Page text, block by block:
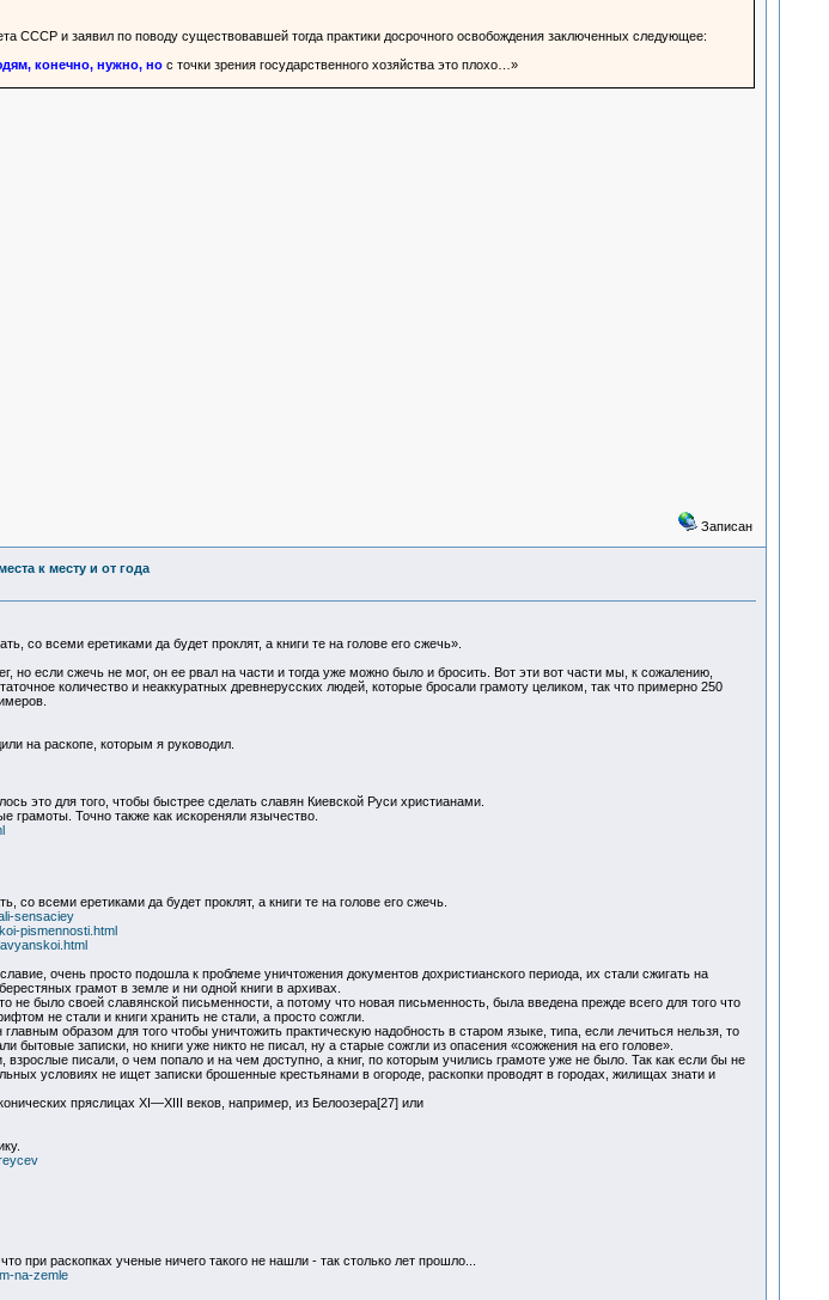
СССР и заявил по поводу существовавшей тогда практики досрочного освобождения заключенных следующее:
конечно, нужно, но с точки зрения государственного хозяйства это плохо…»
Записан
к месту и от года
со всеми еретиками да будет проклят, а книги те на голове его сжечь».
но если сжечь не мог, он ее рвал на части и тогда уже можно было и бросить. Вот эти вот части мы, к сожалению,
количество и неаккуратных древнерусских людей, которые бросали грамоту целиком, так что примерно 250
на раскопе, которым я руководил.
это для того, чтобы быстрее сделать славян Киевской Руси христианами.
грамоты. Точно также как искореняли язычество.
со всеми еретиками да будет проклят, а книги те на голове его сжечь.
sensaciey
pismennosti.html
очень просто подошла к проблеме уничтожения документов дохристианского периода, их стали сжигать на
грамот в земле и ни одной книги в архивах.
не было своей славянской письменности, а потому что новая письменность, была введена прежде всего для того что
не стали и книги хранить не стали, а просто сожгли.
образом для того чтобы уничтожить практическую надобность в старом языке, типа, если лечиться нельзя, то
записки, но книги уже никто не писал, ну а старые сожгли из опасения «сожжения на его голове».
писали, о чем попало и на чем доступно, а книг, по которым учились грамоте уже не было. Так как если бы не
условиях не ищет записки брошенные крестьянами в огороде, раскопки проводят в городах, жилищах знати и
пряслицах XI—XIII веков, например, из Белоозера[27] или
при раскопках ученые ничего такого не нашли - так столько лет прошло...
na-zemle